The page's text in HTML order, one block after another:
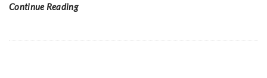
Continue Reading